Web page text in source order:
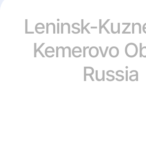
Leninsk-
Kemerovo
Russia